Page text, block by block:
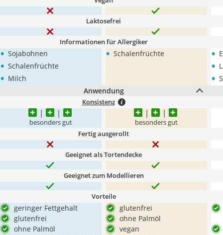
Laktosefrei
Informationen für Allergiker
• Sojabohnen
• Schalenfrüchte
• Milch
• Schalenfrüchte •
•
•
Anwendung
Konsistenz
besonders gut besonders gut
Fertig ausgerollt
Geeignet als Tortendecke
Geeignet zum Modellieren
Vorteile
geringer Fettgehalt
glutenfrei
ohne Palmöl
glutenfrei
ohne Palmöl
vegan